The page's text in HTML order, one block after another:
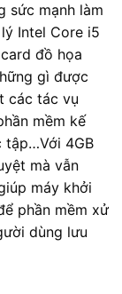
sức mạnh làm
Intel Core i5
đồ họa
gì được
các tác vụ
mềm kế
tập…Với 4GB
mà vẫn
máy khởi
phần mềm xử
dùng lưu